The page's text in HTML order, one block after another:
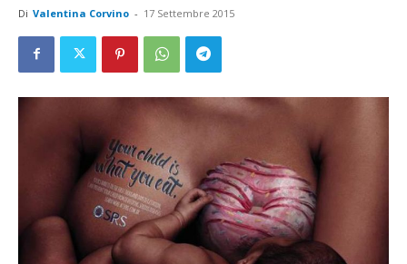
Di Valentina Corvino - 17 Settembre 2015